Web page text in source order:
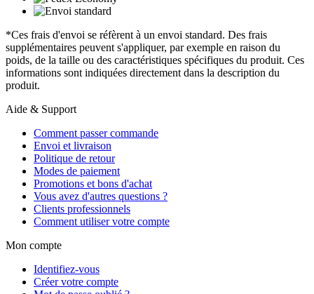
*Ces frais d'envoi se réfèrent à un envoi standard. Des frais
supplémentaires peuvent s'appliquer, par exemple en raison du
poids, de la taille ou des caractéristiques spécifiques du produit. Ces
informations sont indiquées directement dans la description du
produit.
Aide & Support
Comment passer commande
Envoi et livraison
Politique de retour
Modes de paiement
Promotions et bons d'achat
Vous avez d'autres questions ?
Clients professionnels
Comment utiliser votre compte
Mon compte
Identifiez-vous
Créer votre compte